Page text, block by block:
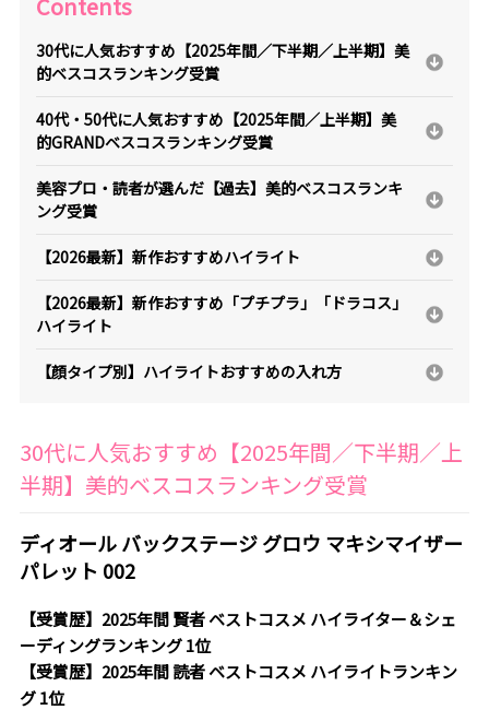
30代に人気おすすめ【2025年間／下半期／上半期】美
的ベスコスランキング受賞
40代・50代に人気おすすめ【2025年間／上半期】美
的GRANDベスコスランキング受賞
美容プロ・読者が選んだ【過去】美的ベスコスランキ
ング受賞
【2026最新】新作おすすめハイライト
【2026最新】新作おすすめ「プチプラ」「ドラコス」
ハイライト
【顔タイプ別】ハイライトおすすめの入れ方
30代に人気おすすめ【2025年間／下半期／上
半期】美的ベスコスランキング受賞
ディオール バックステージ グロウ マキシマイザー
パレット 002
【受賞歴】2025年間 賢者 ベストコスメ ハイライター＆シェ
ーディングランキング 1位
【受賞歴】2025年間 読者 ベストコスメ ハイライトランキン
グ 1位